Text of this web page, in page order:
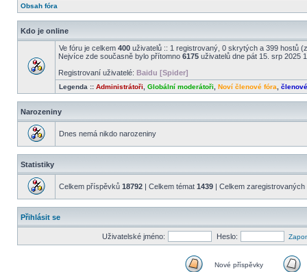
Obsah fóra
Kdo je online
Ve fóru je celkem 400 uživatelů :: 1 registrovaný, 0 skrytých a 399 hostů
Nejvíce zde současně bylo přítomno 6175 uživatelů dne pát 15. srp 2025
Registrovaní uživatelé: Baidu [Spider]
Legenda :: Administrátoři Globální moderátoři Noví členové fóra
Narozeniny
Dnes nemá nikdo narozeniny
Statistiky
Celkem příspěvků 18792 | Celkem témat 1439 | Celkem
Přihlásit se
Uživatelské jméno: Heslo:
Nové příspěvky